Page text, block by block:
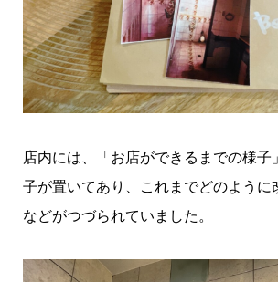
店内には、「お店ができるまでの様子
子が置いてあり、これまでどのように
などがつづられていました。